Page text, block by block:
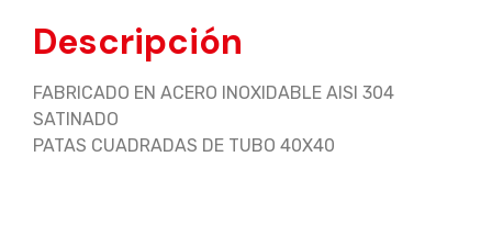
Descripción
FABRICADO EN ACERO INOXIDABLE AISI 304
SATINADO
PATAS CUADRADAS DE TUBO 40X40